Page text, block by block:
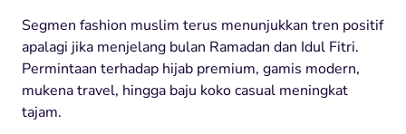
Segmen fashion muslim terus menunjukkan tren positif
apalagi jika menjelang bulan Ramadan dan Idul Fitri.
Permintaan terhadap hijab premium, gamis modern,
mukena travel, hingga baju koko casual meningkat
tajam.